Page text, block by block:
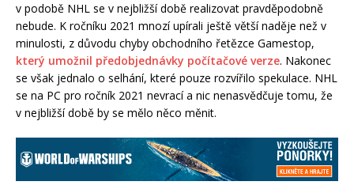
v podobě NHL se v nejbližší době realizovat pravděpodobně
nebude. K ročníku 2021 mnozí upírali ještě větší naděje než v
minulosti, z důvodu chyby obchodního řetězce Gamestop,
který umožnil předobjednávky počítačové verze. Nakonec
se však jednalo o selhání, které pouze rozvířilo spekulace. NHL
se na PC pro ročník 2021 nevrací a nic nenasvědčuje tomu, že
v nejbližší době by se mělo něco měnit.